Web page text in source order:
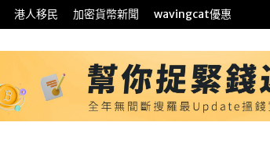
港人移民 加密貨幣新聞 wavingcat優惠